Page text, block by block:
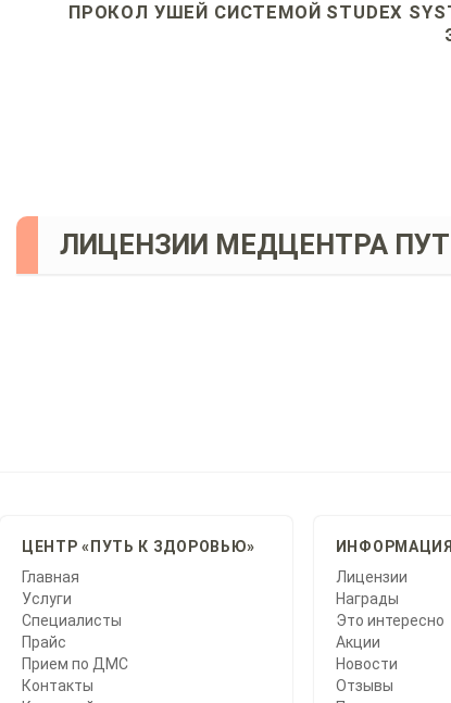
ПРОКОЛ УШЕЙ СИСТЕМОЙ STUDEX
ЛИЦЕНЗИИ МЕДЦЕНТРА
ЦЕНТР «ПУТЬ К ЗДОРОВЬЮ»
Главная
Услуги
Специалисты
Прайс
Прием по ДМС
Контакты
ИНФОРМАЦИЯ
Лицензии
Награды
Это интересно
Акции
Новости
Отзывы